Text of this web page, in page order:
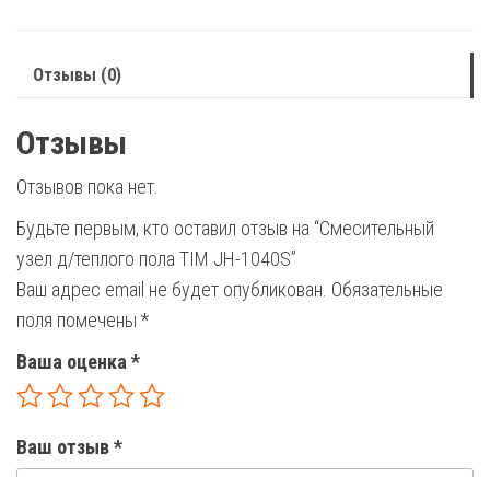
JH-Отзывы (0)
Отзывы
Отзывов пока нет.
Будьте первым, кто оставил отзыв на “Смесительный
узел д/теплого пола TIM JH-1040S”
Ваш адрес email не будет опубликован. Обязательные
поля помечены *
Ваша оценка *
Ваш отзыв*